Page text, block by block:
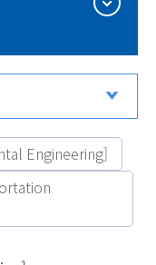
Engineering]